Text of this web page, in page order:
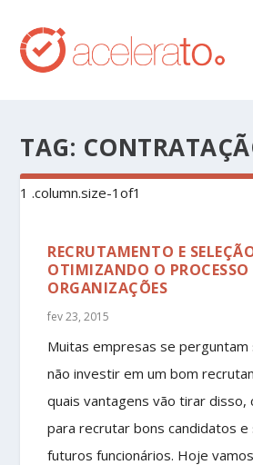
TAG:
RECRUTAMENTO E
OTIMIZANDO O PROCESSO
ORGANIZAÇÕES
fev 23, 2015
Muitas empresas se perguntam
não investir em um bom
quais vantagens vão tirar
para recrutar bons candidatos e
futuros funcionários. Hoje